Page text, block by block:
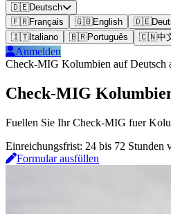
🇩🇪Deutsch
🇫🇷Français 🇬🇧English 🇩🇪
🇮🇹Italiano 🇧🇷Português 🇨🇳中
Anmelden
Check-MIG Kolumbien auf Deutsch
Check-MIG
Fuellen Sie Ihr Check-MIG fuer
Einreichungsfrist: 24 bis 72 Stunden
Formular ausfüllen